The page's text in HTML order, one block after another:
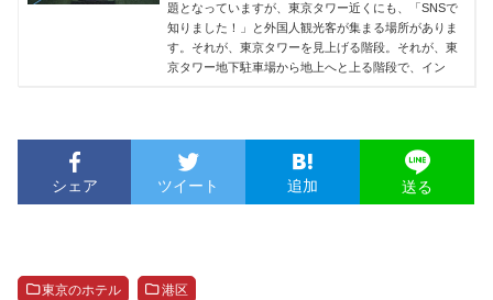
題となっていますが、東京タワー近くにも、「SNSで
知りました！」と外国人観光客が集まる場所がありま
す。それが、東京タワーを見上げる階段。それが、東
京タワー地下駐車場から地上へと上る階段で、イン
シェア ツイート 追加 送る
東京のホテル 港区